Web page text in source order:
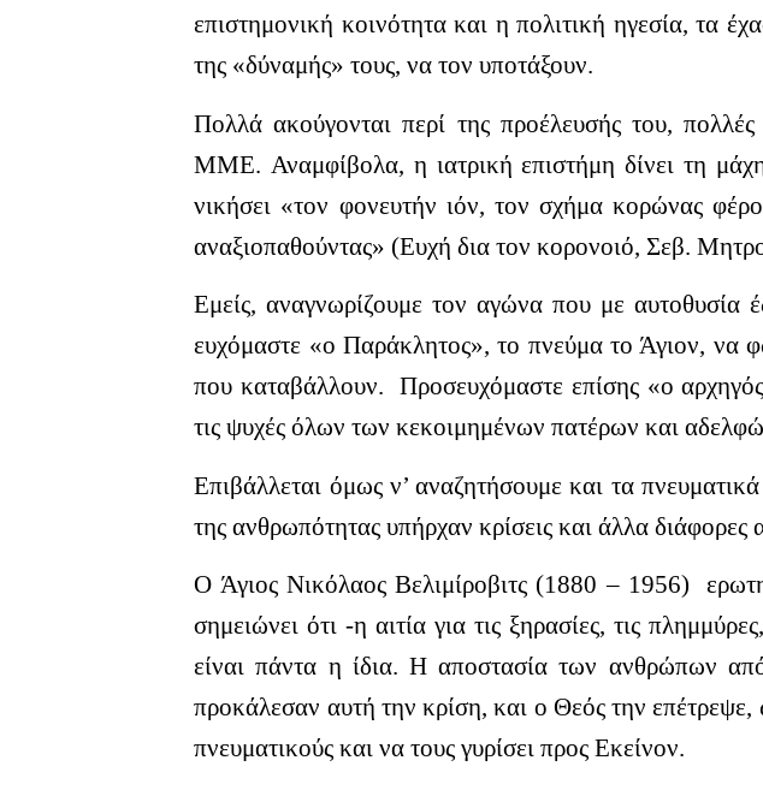
επιστημονική κοινότητα και η πολιτική ηγεσία, τα
της «δύναμής» τους, να τον υποτάξουν.
Πολλά ακούγονται περί της προέλευσής του,
ΜΜΕ.Αναμφίβολα, η ιατρική επιστήμη δίνει τη
νικήσει «τον φονευτήν ιόν, τον σχήμα κορώνας
αναξιοπαθούντας» (Ευχή δια τον κορονοιό, Σεβ.
Εμείς, αναγνωρίζουμε τον αγώνα που με αυτοθυσία
ευχόμαστε «ο Παράκλητος», το πνεύμα το Άγιον, να
που καταβάλλουν. Προσευχόμαστε επίσης «ο
τις ψυχές όλων των κεκοιμημένων πατέρων και
Επιβάλλεται όμως ν’ αναζητήσουμε και τα
της ανθρωπότητας υπήρχαν κρίσεις και άλλα διάφορες
Ο Άγιος Νικόλαος Βελιμίροβιτς (1880 – 1956)
σημειώνει ότι -η αιτία για τις ξηρασίες, τις
είναι πάντα η ίδια. Η αποστασία των αν­θρώπων
προκάλεσαν αυτή την κρίση, και ο Θεός την
πνευματικούς και να τους γυρίσει προς Εκείνον.